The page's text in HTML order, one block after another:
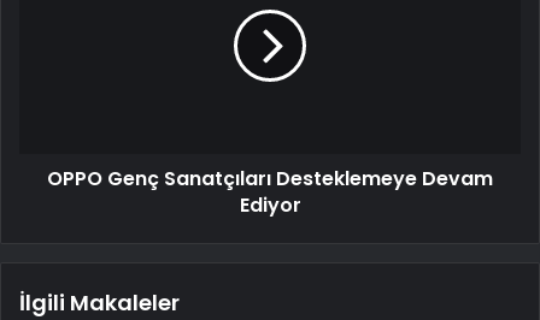
OPPO Genç Sanatçıları Desteklemeye Devam
Ediyor
İlgili Makaleler